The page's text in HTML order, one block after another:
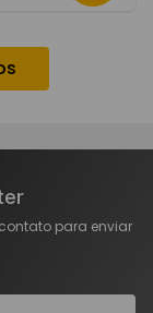
para enviar